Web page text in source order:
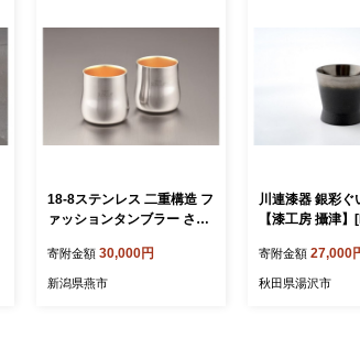
18-8ステンレス 二重構造 フ
ァッションタンブラー さく
030113
寄附金額 30,000円
新潟県燕市
川連漆器 銀彩ぐ
【漆工房 攝津
寄附金額 27,000
秋田県湯沢市